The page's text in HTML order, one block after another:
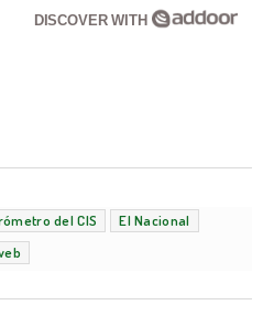
DISCOVER WITH
del CIS
El Nacional